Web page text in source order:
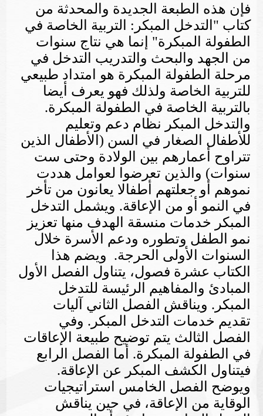
فإن هذه الطبعة الجديدة والمحدثة من
كتاب "التدخل المبكر: التربية الخاصة في
الطفولة المبكرة" إنما هي نتاج سنوات
من الجهد والبحث والتدريب
التدخل في
مرحلة الطفولة المبكرة هو امتداد طبيعي
للتربية الخاصة ولذلك فهو يعرف أيضا
بالتربية الخاصة في الطفولة المبكرة.
والتدخل المبكر نظام دعم وتعليم
للأطفال الصغار في السن (الأطفال الذين
تتراوح أعمارهم بين الولادة وحتى ست
سنوات) والذين تعرضوا لعوامل هددت
نموهم أو جعلتهم أطفالا يعانون من تأخر
في النمو أو من الإعاقة. ويشمل التدخل
المبكر خدمات منسقة الهدف منها تعزيز
نمو الطفل وتطوره ودعم الأسرة خلال
السنوات الأولى الحرجة. ويضم هذا
الكتاب عشرة فصول، يتناول الفصل الأول
المبادئ والمفاهيم الرئيسة للتدخل
المبكر. ويناقش الفصل الثاني آليات
تقديم خدمات التدخل المبكر. وفي
الفصل الثالث يتم توضيح طبيعة الإعاقات
في الطفولة المبكرة. أما الفصل الرابع
فيتناول الكشف المبكر عن الإعاقة.
ويوضح الفصل الخامس استراتيجيات
الوقاية من الإعاقة، في حين يناقش